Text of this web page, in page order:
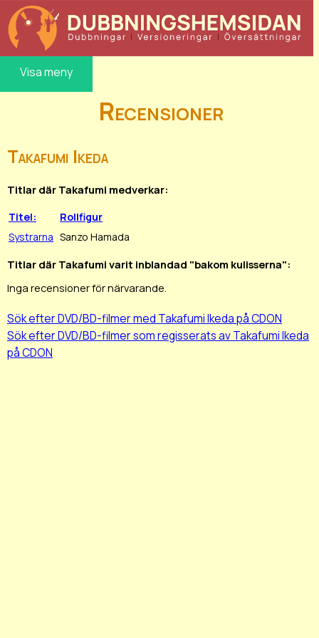
Visa meny
Recensioner
Takafumi Ikeda
Titlar där Takafumi medverkar:
Titel:
Rollfigur
Systrarna Sanzo Hamada
Titlar där Takafumi varit inblandad "bakom kulisserna":
Inga recensioner för närvarande.
Sök efter DVD/BD-filmer med Takafumi Ikeda på CDON
Sök efter DVD/BD-filmer som regisserats av Takafumi Ikeda
på CDON